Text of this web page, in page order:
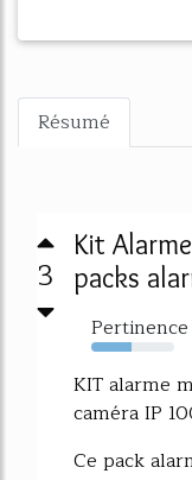
Résumé
3
Kit
packs
Pertinence
49%
KIT alarme
caméra IP
Ce pack